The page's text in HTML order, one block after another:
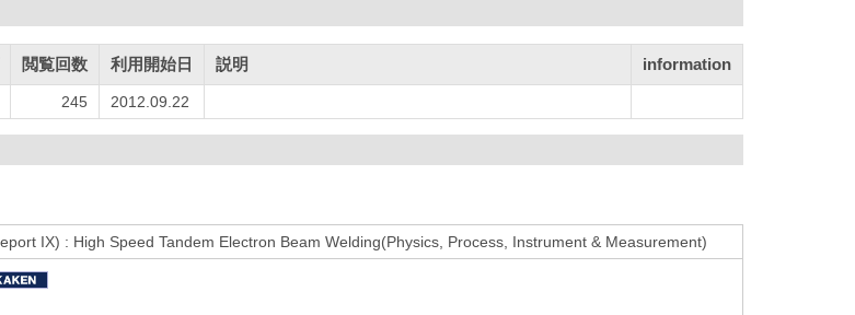
閲覧回数 利用開始日 説明 information
245 2012.09.22
IX) : High Speed Tandem Electron Beam Welding(Physics, Process, Instrument & Measurement)